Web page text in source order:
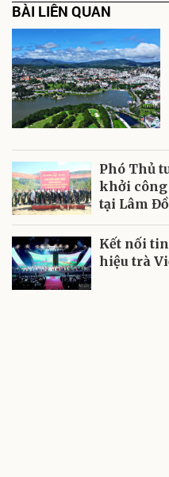
BÀI LIÊN QUAN
Phó Thủ
khởi công
tại Lâm
Kết nối
hiệu trà